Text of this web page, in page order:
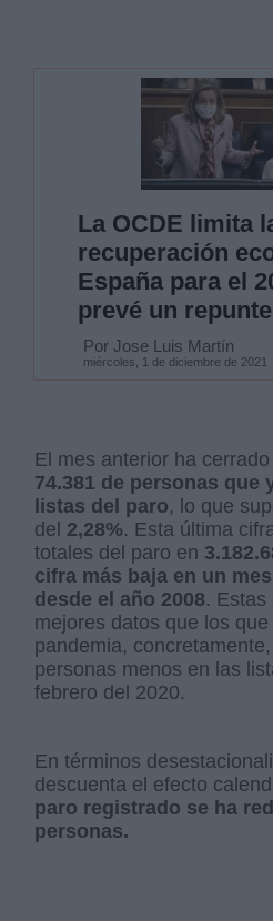
La OCDE limita
recuperación
España para el
prevé un
Por Jose Luis Martín
miércoles, 1 de diciembre de 2021
El mes anterior ha
74.381 de personas que
listas del paro, lo que
del 2,28%. Esta última
totales del paro en
cifra más baja en un
desde el año 2008. Estas
mejores datos que los
pandemia,
personas menos en las
febrero del 2020.
En términos
descuenta el efecto
paro registrado se ha
personas.